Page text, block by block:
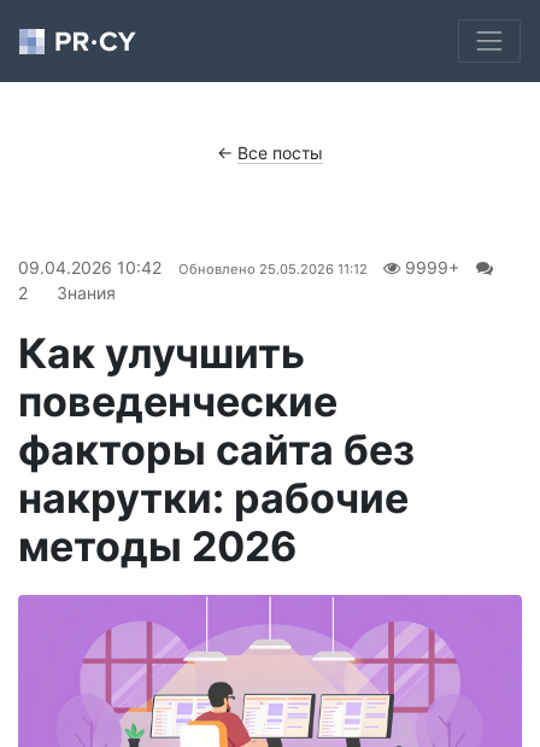
← Все посты
09.04.2026 10:42 Обновлено 25.05.2026 11:12
9999+
2
Знания
Как улучшить
поведенческие
факторы сайта без
накрутки: рабочие
методы 2026